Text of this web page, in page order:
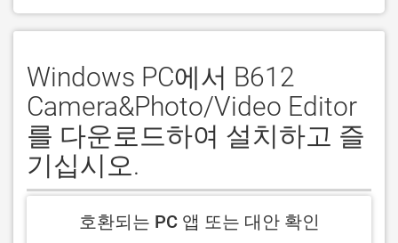
Windows PC에서 B612
Camera&Photo/Video Editor
를 다운로드하여 설치하고 즐
기십시오.
호환되는 PC 앱 또는 대안 확인